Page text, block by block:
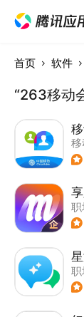
首页 软件
“263移动
移
职
职